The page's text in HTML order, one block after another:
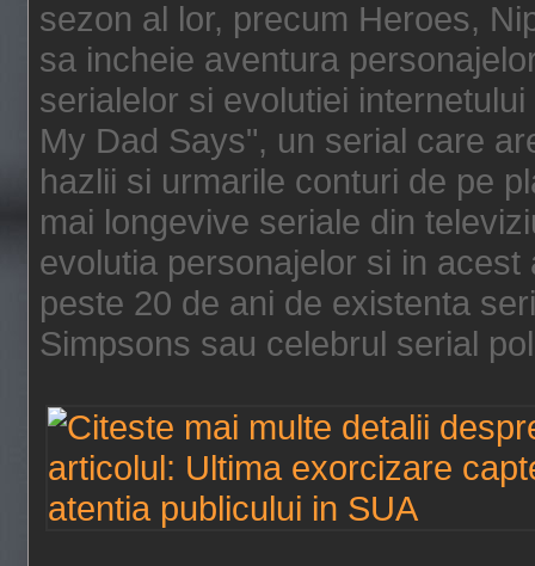
sezon al lor, precum Heroes,
sa incheie aventura
serialelor si evolutiei
My Dad Says", un serial care
hazlii si urmarile conturi de pe
mai longevive seriale din
evolutia personajelor si in
peste 20 de ani de existenta
Simpsons sau celebrul serial